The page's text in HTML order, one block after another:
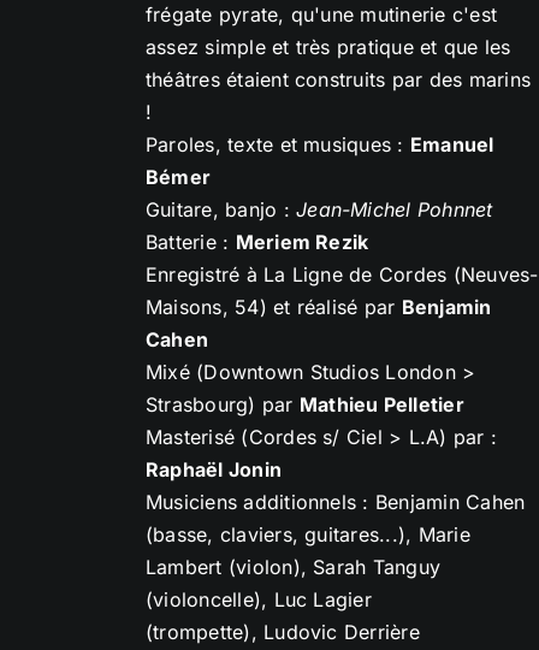
frégate pyrate, qu'une mutinerie c'est
assez simple et très pratique et que les
théâtres étaient construits par des marins
!
Paroles, texte et musiques : Emanuel
Bémer
Guitare, banjo :Jean-Michel Pohnnet
Batterie : Meriem Rezik
Enregistré à La Ligne de Cordes (Neuves-
Maisons, 54) et réalisé par Benjamin
Cahen
Mixé (Downtown Studios London >
Strasbourg) par Mathieu Pelletier
Masterisé (Cordes s/ Ciel > L.A) par :
Raphaël Jonin
Musiciens additionnels : Benjamin Cahen
(basse, claviers, guitares...), Marie
Lambert (violon), Sarah Tanguy
(violoncelle), Luc Lagier
(trompette), Ludovic Derrière